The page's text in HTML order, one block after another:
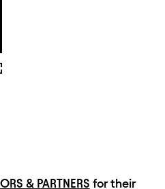
& PARTNERS for their